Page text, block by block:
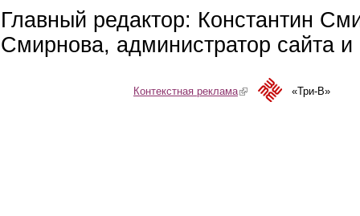
Главный редактор: Константин
Смирнова, администратор сайта
Контекстная реклама(link is external)«Три-В»